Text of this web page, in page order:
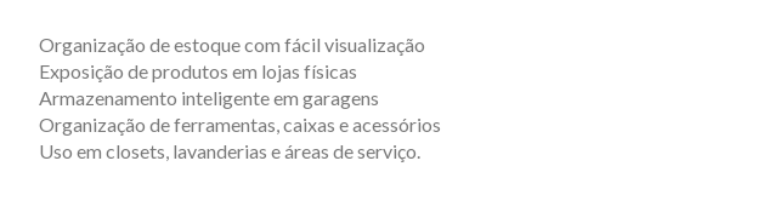
Organização de estoque com fácil visualização
Exposição de produtos em lojas físicas
Armazenamento inteligente em garagens
Organização de ferramentas, caixas e acessórios
Uso em closets, lavanderias e áreas de serviço.